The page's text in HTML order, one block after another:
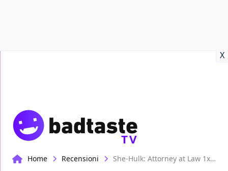
X
TV
Home Recensioni She-Hulk: Attorney at Law 1x05, “Verde e single”: la recensione